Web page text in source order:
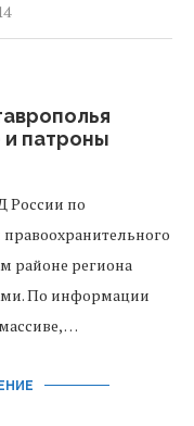
патроны
России по
районе региона
По информации
…